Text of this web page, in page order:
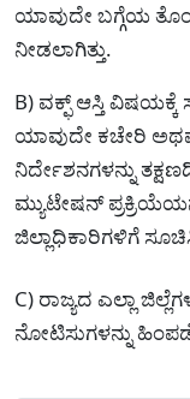
ಯಾವುದೇ ಬಗ್ಗೆಯ
ನೀಡಲಾಗಿತ್ತು.
B) ವಕ್ಫ್ ಆಸ್ತಿ
ಯಾವುದೇ ಕಚೇರಿ
ನಿರ್ದೇಶನಗಳನ್ನು
ಮ್ಯುಟೇಷನ್
ಜಿಲ್ಲಾಧಿಕಾರಿಗಳಿಗೆ
C) ರಾಜ್ಯದ ಎಲ್ಲಾ
ನೋಟಿಸುಗಳನ್ನು